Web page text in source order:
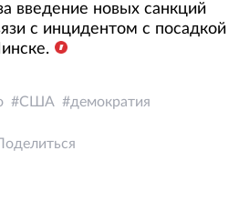
введение новых санкций
с инцидентом с посадкой
США демократия